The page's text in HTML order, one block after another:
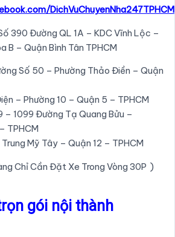
DichVuChuyenNha247TPHCM
390 Đường QL 1A – KDC Vĩnh Lộc –
B – Quận Bình Tân TPHCM
Số 50 – Phường Thảo Điền – Quận
– Phường 10 – Quận 5 – TPHCM
– 1099 Đường Tạ Quang Bửu –
TPHCM
Mỹ Tây – Quận 12 – TPHCM
Chỉ Cần Đặt Xe Trong Vòng 30P )
gói nội thành